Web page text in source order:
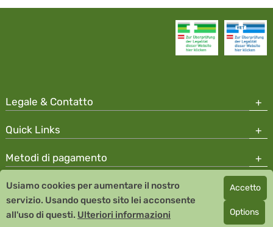
Legale & Contatto
Quick Links
Metodi di pagamento
Copyright © 2026 Team Santé Salvator Apotheke
Remedia Homeopathy GmbH GMP certified pharmaceutical
manufacturer
Usiamo cookies per aumentare il nostro
servizio. Usando questo sito lei acconsente
all'uso di questi. Ulteriori informazioni
Accetto
Options